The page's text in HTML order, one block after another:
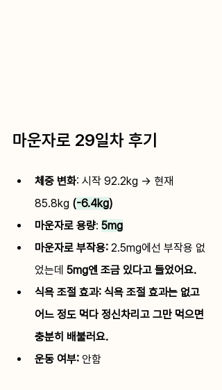
마운자로 29일차 후기
체중 변화: 시작 92.2kg → 현재
85.8kg (-6.4kg)
마운자로 용량: 5mg
마운자로 부작용: 2.5mg에선 부작용 없
었는데 5mg엔 조금 있다고 들었어요.
식욕 조절 효과: 식욕 조절 효과는 없고
어느 정도 먹다 정신차리고 그만 먹으면
충분히 배불러요.
운동 여부: 안함